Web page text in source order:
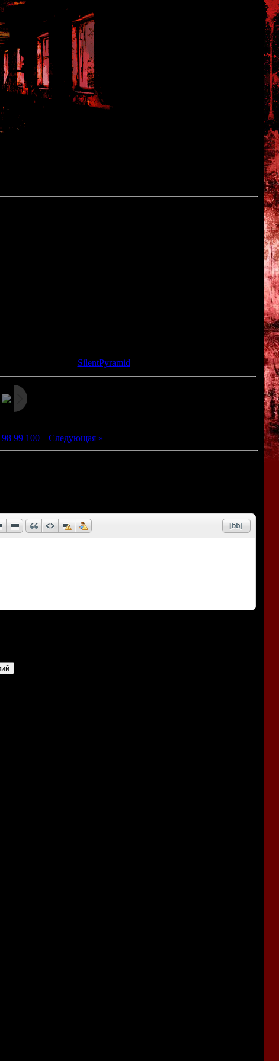
SilentPyramid
98 99 100| Следующая »